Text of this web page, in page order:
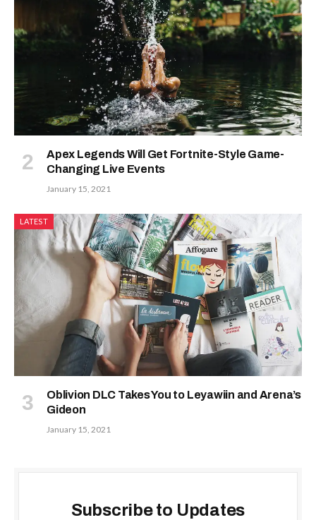
Apex Legends Will Get Fortnite-Style Game-
Changing Live Events
January 15, 2021
LATEST
Oblivion DLC Takes You to Leyawiin and Arena’s
Gideon
January 15, 2021
Subscribe to Updates